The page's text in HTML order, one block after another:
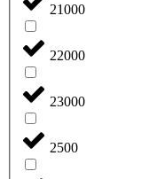
21000
22000
23000
2500